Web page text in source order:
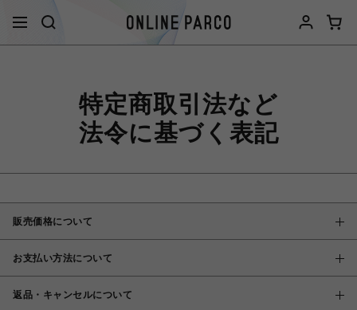
特定商取引法など
法令に基づく表記
販売価格について
お支払い方法について
返品・キャンセルについて